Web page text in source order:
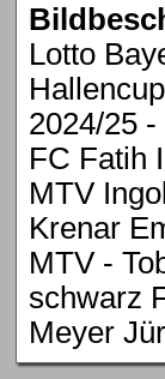
Lotto
2024/25
FC Fatih
MTV
Krenar
MTV -
schwarz
Meyer